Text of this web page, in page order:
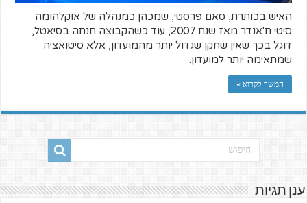
האיש בכותרת, סאם פרסטי, שמכהן כמנהלה של אוקלהומה
סיטי ת'אנדר מאז שנת 2007, עוד כשהקבוצה חנתה בסיאטל,
דוגל בכך שאין שחקן שגדול יותר מהמועדון, אלא סיטואציה
שמתאימה יותר למועדון.
המשך לקרוא »
ענן תגיות